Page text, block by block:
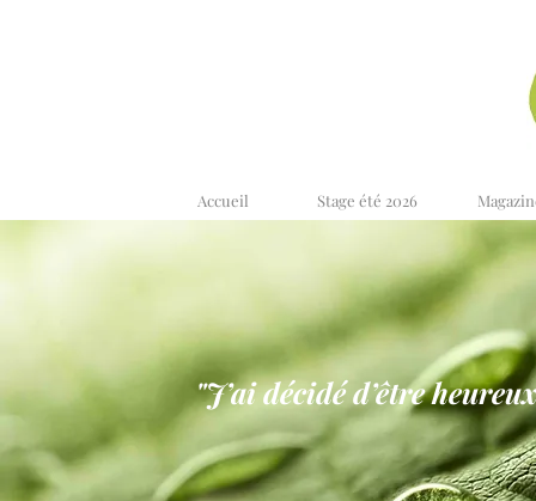
Accueil Stage été 2026
"J’ai décidé d’être